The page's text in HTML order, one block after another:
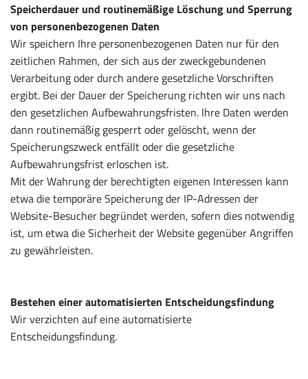
Speicherdauer und routinemäßige Löschung und Sperrung
von personenbezogenen Daten
Wir speichern Ihre personenbezogenen Daten nur für den
zeitlichen Rahmen, der sich aus der zweckgebundenen
Verarbeitung oder durch andere gesetzliche Vorschriften
ergibt. Bei der Dauer der Speicherung richten wir uns nach
den gesetzlichen Aufbewahrungsfristen. Ihre Daten werden
dann routinemäßig gesperrt oder gelöscht, wenn der
Speicherungszweck entfällt oder die gesetzliche
Aufbewahrungsfrist erloschen ist.
Mit der Wahrung der berechtigten eigenen Interessen kann
etwa die temporäre Speicherung der IP-Adressen der
Website-Besucher begründet werden, sofern dies notwendig
ist, um etwa die Sicherheit der Website gegenüber Angriffen
zu gewährleisten.
Bestehen einer automatisierten Entscheidungsfindung
Wir verzichten auf eine automatisierte
Entscheidungsfindung.